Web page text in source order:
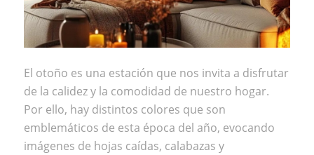
El otoño es una estación que nos invita a disfrutar
de la calidez y la comodidad de nuestro hogar.
Por ello, hay distintos colores que son
emblemáticos de esta época del año, evocando
imágenes de hojas caídas, calabazas y